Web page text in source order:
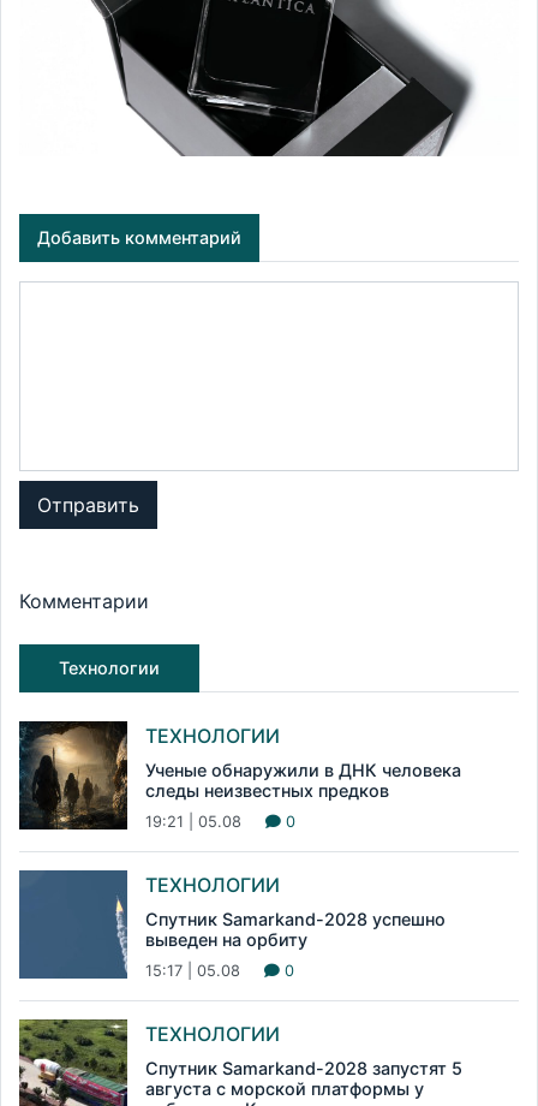
Добавить комментарий
Отправить
Комментарии
Технологии
ТЕХНОЛОГИИ
Ученые обнаружили в ДНК человека
следы неизвестных предков
19:21 | 05.08 0
ТЕХНОЛОГИИ
Спутник Samarkand-2028 успешно
выведен на орбиту
15:17 | 05.08 0
ТЕХНОЛОГИИ
Спутник Samarkand-2028 запустят 5
августа с морской платформы у